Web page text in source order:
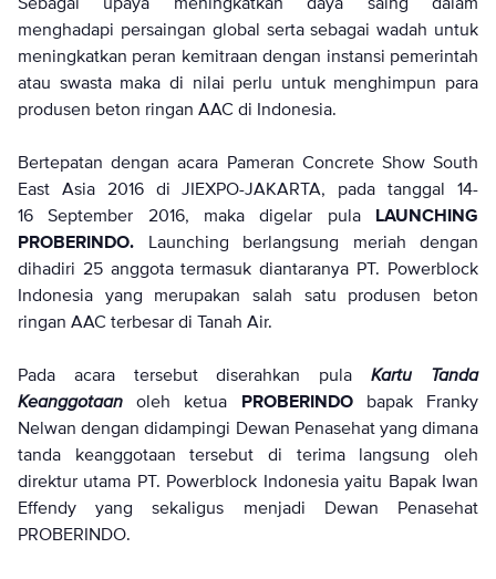
Sebagai upaya meningkatkan daya saing dalam
menghadapi persaingan global serta sebagai wadah untuk
meningkatkan peran kemitraan dengan instansi pemerintah
atau swasta maka di nilai perlu untuk menghimpun para
produsen beton ringan AAC di Indonesia.
Bertepatan dengan acara Pameran Concrete Show South
East Asia 2016 di JIEXPO-JAKARTA, pada tanggal 14-
16 September 2016, maka digelar pula
LAUNCHING
PROBERINDO. Launching berlangsung meriah dengan
dihadiri 25 anggota termasuk diantaranya PT. Powerblock
Indonesia yang merupakan salah satu produsen beton
ringan AAC terbesar di Tanah Air.
Pada acara tersebut diserahkan pulaKartu Tanda
Keanggotaan oleh ketua PROBERINDObapak Franky
Nelwan dengan didampingi Dewan Penasehat yang dimana
tanda keanggotaan tersebut di terima langsung oleh
direktur utama PT. Powerblock Indonesia yaitu Bapak Iwan
Effendy yang sekaligus menjadi Dewan Penasehat
PROBERINDO.